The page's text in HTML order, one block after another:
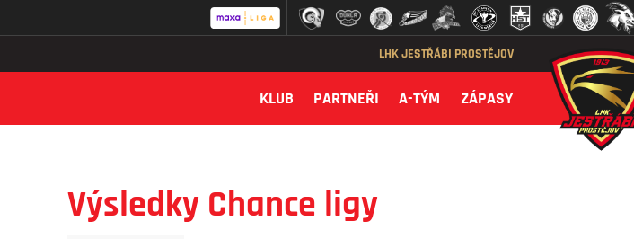
LHK JESTŘÁBI PROSTĚJOV
KLUB PARTNEŘI A-TÝM ZÁPASY
Výsledky Chance ligy